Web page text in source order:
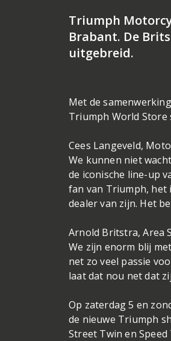
Triumph
Brabant. De
uitgebreid.
Met de
Triumph World
Cees Langeveld,
We kunnen niet
de iconische line-up
fan van Triumph, het
dealer van zijn. Het
Arnold Britstra, Area
We zijn enorm blij
net zo veel passie
laat dat nou net dat
Op zaterdag 5 en
de nieuwe Triumph
Street Twin en Speed